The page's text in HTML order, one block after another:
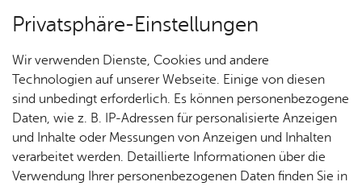
Über­sicht Bür­ger & Stadt
Dienst­leis­tun­gen A–Z
Vor­le­sen
Privatsphäre-Einstellungen
Wir verwenden Dienste, Cookies und andere
Technologien auf unserer Webseite. Einige von diesen
sind unbedingt erforderlich. Es können personenbezogene
Daten, wie z. B. IP-Adressen für personalisierte Anzeigen
und Inhalte oder Messungen von Anzeigen und Inhalten
verarbeitet werden. Detaillierte Informationen über die
Verwendung Ihrer personenbezogenen Daten finden Sie in